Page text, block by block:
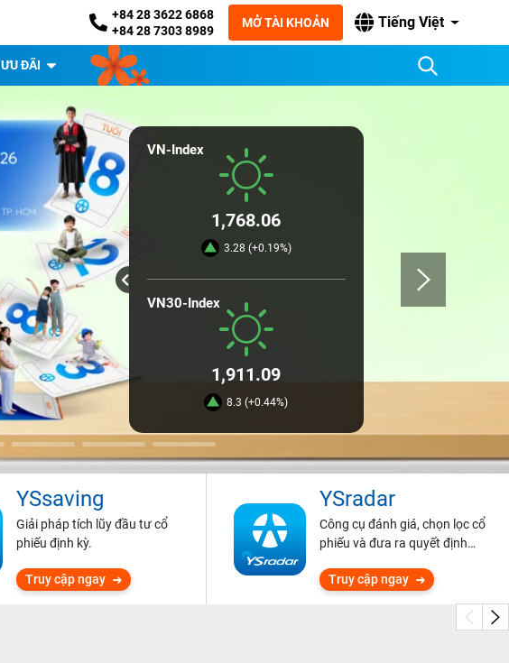
+84 28 3622 6868
+84 28 7303 8989
MỞ TÀI KHOẢN Tiếng Việt
ƯU ĐÃI
VN-Index
1,768.06
3.28 (+0.19%)
VN30-Index
1,911.09
8.3 (+0.44%)
YSsaving
Giải pháp tích lũy đầu tư cổ
phiếu định kỳ.
Truy cập ngay
YSradar
Công cụ đánh giá, chọn lọc cổ
phiếu và đưa ra quyết định
Truy cập ngay